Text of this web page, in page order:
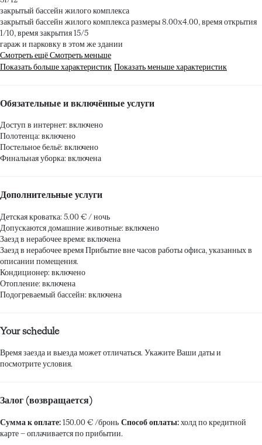
закрытый бассейн жилого комплекса
закрытый бассейн жилого комплекса размеры 8.00x4.00, время открытия
1/10, время закрытия 15/5
гараж и парковку в этом же здании
Смотреть ещё Смотреть меньше
Показать больше характеристик Показать меньше характеристик
Обязательные и включённые услуги
Доступ в интернет: включено
Полотенца: включено
Постельное бельё: включено
Финальная уборка: включена
Дополнительные услуги
Детская кроватка: 5.00 € / ночь
Допускаются домашние животные: включено
Заезд в нерабочее время: включена
Заезд в нерабочее время Прибытие вне часов работы офиса, указанных в
описании помещения.
Кондиционер: включено
Отопление: включена
Подогреваемый бассейн: включена
Your schedule
Время заезда и выезда может отличаться. Укажите Ваши даты и
посмотрите условия.
Залог (возвращается)
Сумма к оплате: 150.00 € /бронь Способ оплаты: холд по кредитной
карте – оплачивается по прибытии.